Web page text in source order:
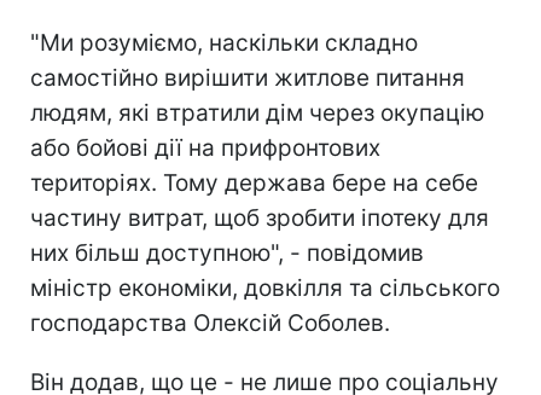
"Ми розуміємо, наскільки складно
самостійно вирішити житлове питання
людям, які втратили дім через окупацію
або бойові дії на прифронтових
територіях. Тому держава бере на себе
частину витрат, щоб зробити іпотеку для
них більш доступною", - повідомив
міністр економіки, довкілля та сільського
господарства Олексій Соболев.
Він додав, що це - не лише про соціальну